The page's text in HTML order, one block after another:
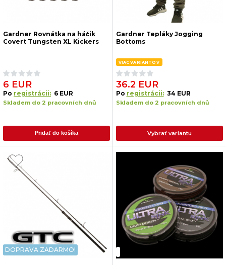
Gardner Rovnátka na háčik
Covert Tungsten XL Kickers
6 EUR
Po registrácii: 6 EUR
Skladem do 2 pracovních dnů
Pridať do košíka
Gardner Tepláky Jogging
Bottoms
VIAC VARIANTOV
36.2 EUR
Po registrácii: 34 EUR
Skladem do 2 pracovních dnů
Vybrať variantu
DOPRAVA ZADARMO!